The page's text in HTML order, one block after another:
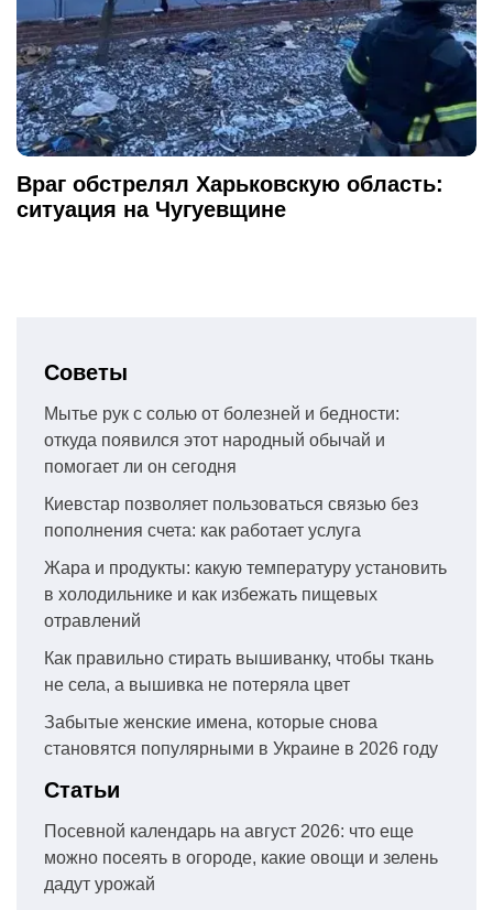
Враг обстрелял Харьковскую область:
ситуация на Чугуевщине
Советы
Мытье рук с солью от болезней и бедности:
откуда появился этот народный обычай и
помогает ли он сегодня
Киевстар позволяет пользоваться связью без
пополнения счета: как работает услуга
Жара и продукты: какую температуру установить
в холодильнике и как избежать пищевых
отравлений
Как правильно стирать вышиванку, чтобы ткань
не села, а вышивка не потеряла цвет
Забытые женские имена, которые снова
становятся популярными в Украине в 2026 году
Статьи
Посевной календарь на август 2026: что еще
можно посеять в огороде, какие овощи и зелень
дадут урожай